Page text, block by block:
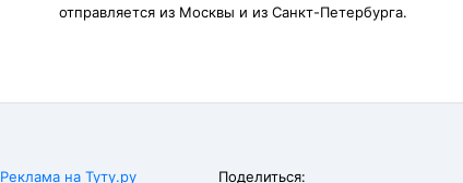
отправляется из Москвы и из Санкт-Петербурга.
Реклама на Туту.ру
Поделиться: